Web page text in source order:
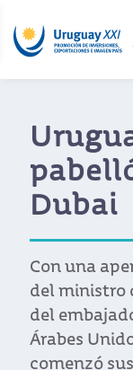
su
palabras
Paganini y
país